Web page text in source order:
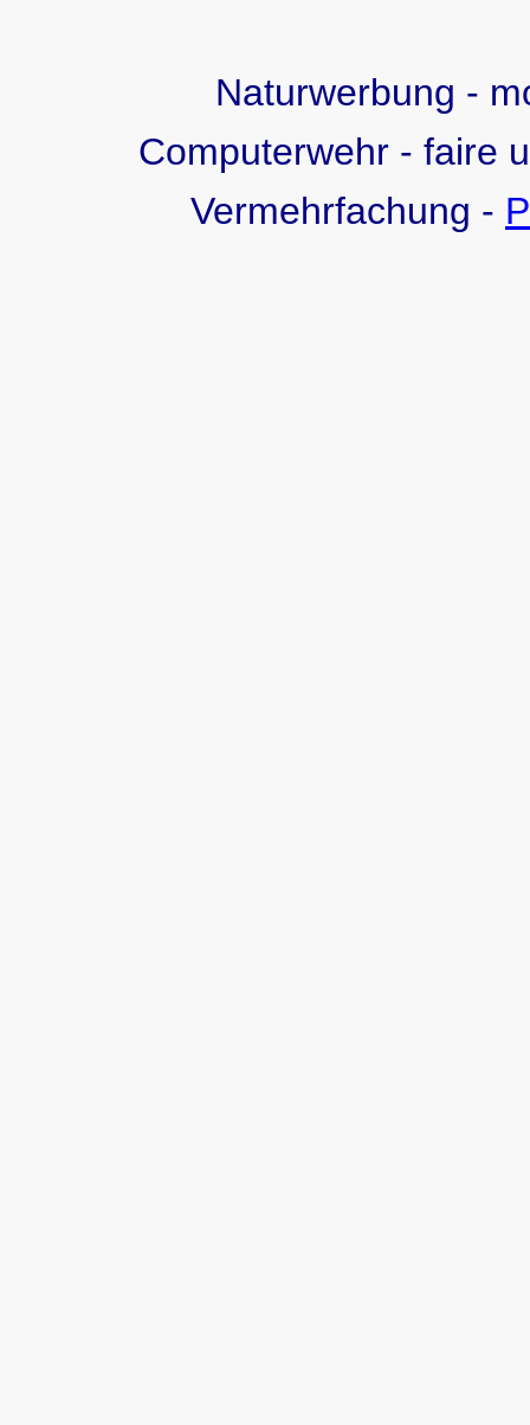
Naturwerbung -
Computerwehr - faire
Vermehrfachung -